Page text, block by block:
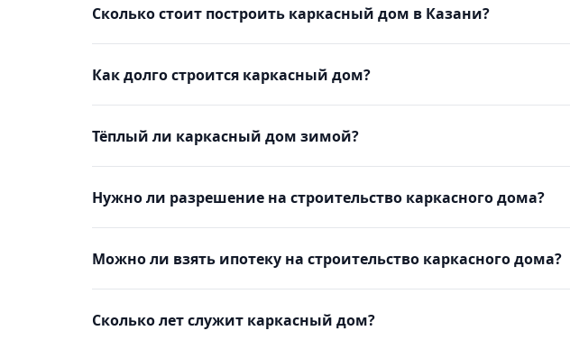
Сколько стоит построить каркасный дом в Казани?
Как долго строится каркасный дом?
Тёплый ли каркасный дом зимой?
Нужно ли разрешение на строительство каркасного дома?
Можно ли взять ипотеку на строительство каркасного дома?
Сколько лет служит каркасный дом?